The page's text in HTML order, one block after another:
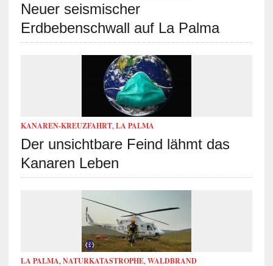
Neuer seismischer
Erdbebenschwall auf La Palma
KANAREN-KREUZFAHRT,LA PALMA
Der unsichtbare Feind lähmt das
Kanaren Leben
LA PALMA,NATURKATASTROPHE,WALDBRAND